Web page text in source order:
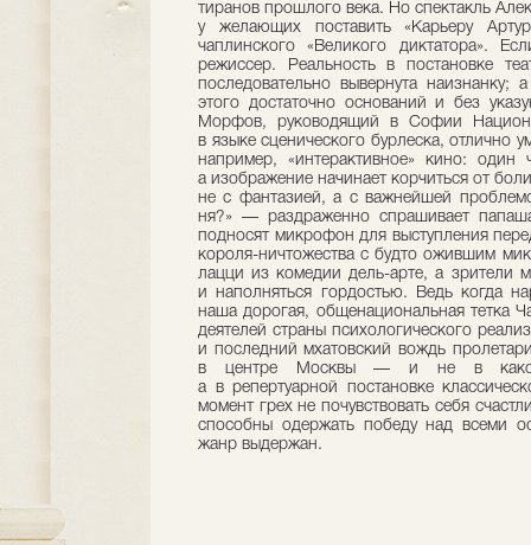
тиранов прошлого века. Но спектакль
у желающих поставить «Карьеру
чаплинского «Великого диктатора».
режиссер. Реальность в постановке
последовательно вывернута наизнанку;
этого достаточно оснований и без
Морфов, руководящий в Софии
в языке сценического бурлеска, отлично
например, «интерактивное» кино:
а изображение начинает корчиться от
не с фантазией, а с важнейшей
ня?» — раздраженно спрашивает
подносят микрофон для выступления
короля-ничтожества с будто ожившим
лацци из комедии дель-арте, а зрители
и наполняться гордостью. Ведь когда
наша дорогая, общенациональная тетка
деятелей страны психологического
и последний мхатовский вождь
в центре Москвы — и не в какой-
а в репертуарной постановке
момент грех не почувствовать себя
способны одержать победу над всеми
жанр выдержан.